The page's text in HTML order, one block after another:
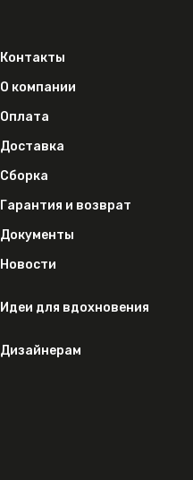
Контакты
О компании
Оплата
Доставка
Сборка
Гарантия и возврат
Документы
Новости
Идеи для вдохновения
Дизайнерам